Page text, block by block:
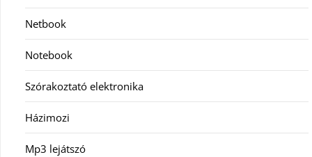
Netbook
Notebook
Szórakoztató elektronika
Házimozi
Mp3 lejátszó